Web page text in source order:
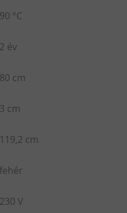
90 °C
2 év
80 cm
3 cm
119,2 cm
fehér
230 V